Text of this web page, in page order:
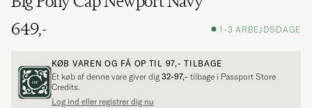
649,-
1-3 ARBEJDSDAGE
KØB VAREN OG FÅ OP TIL 97,- TILBAGE
Et køb af denne vare giver dig 32-97,- tilbage i Passport Store
Credits.
Log ind eller registrer dig nu